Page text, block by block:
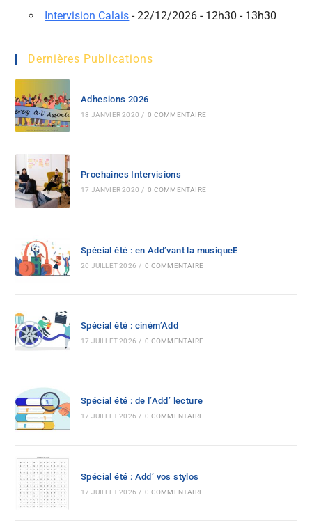
Intervision Calais - 22/12/2026 - 12h30 - 13h30
Dernières Publications
Adhesions 2026
18 JANVIER 2020 / 0 COMMENTAIRE
Prochaines Intervisions
17 JANVIER 2020 / 0 COMMENTAIRE
Spécial été : en Add’vant la musiqueE
20 JUILLET 2026 / 0 COMMENTAIRE
Spécial été : ciném’Add
17 JUILLET 2026 / 0 COMMENTAIRE
Spécial été : de l’Add’ lecture
17 JUILLET 2026 / 0 COMMENTAIRE
Spécial été : Add’ vos stylos
17 JUILLET 2026 / 0 COMMENTAIRE